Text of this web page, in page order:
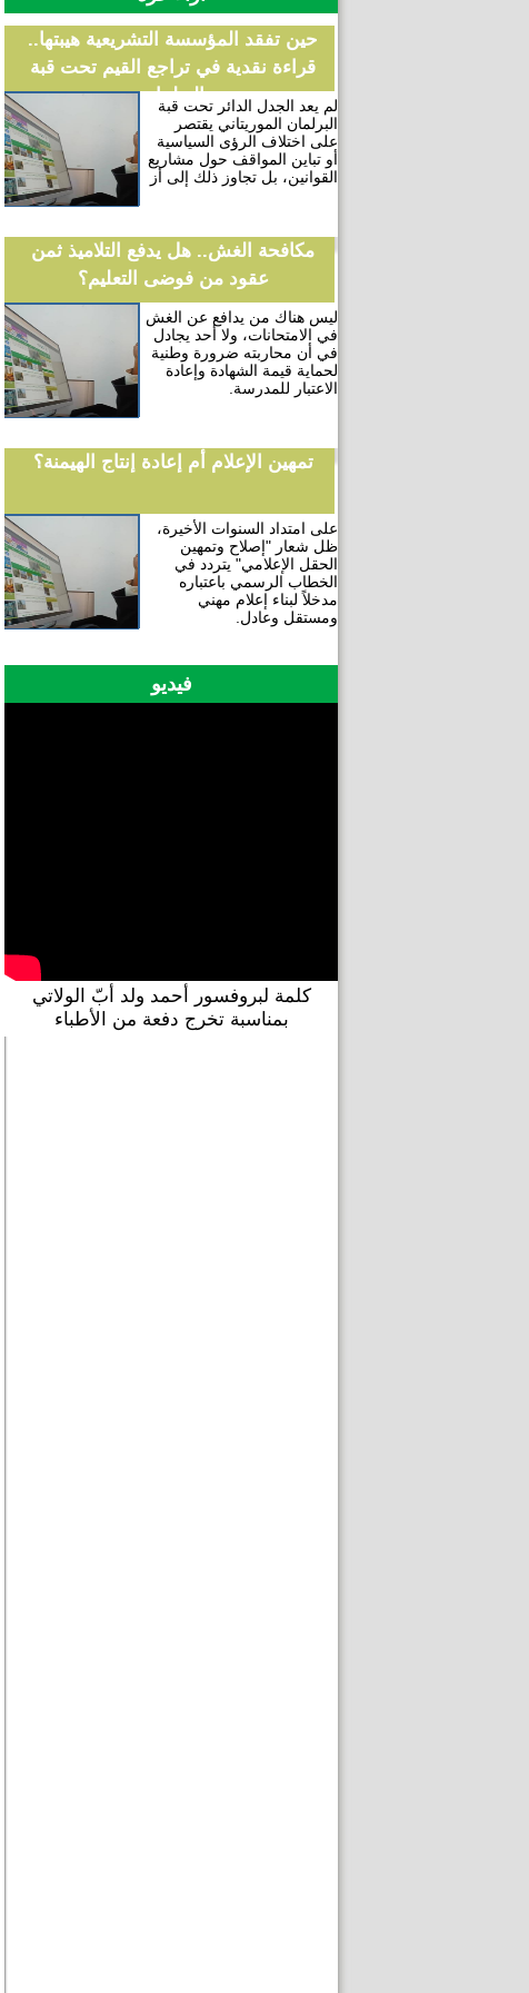
حين تفقد المؤسسة التشريعية هيبتها..
قراءة نقدية في تراجع القيم تحت قبة
البرلمان
لم يعد الجدل الدائر تحت قبة
البرلمان الموريتاني يقتصر
على اختلاف الرؤى السياسية
أو تباين المواقف حول مشاريع
القوانين، بل تجاوز ذلك إلى أز
مكافحة الغش.. هل يدفع التلاميذ ثمن
عقود من فوضى التعليم؟
ليس هناك من يدافع عن الغش
في الامتحانات، ولا أحد يجادل
في أن محاربته ضرورة وطنية
لحماية قيمة الشهادة وإعادة
الاعتبار للمدرسة.
تمهين الإعلام أم إعادة إنتاج الهيمنة؟
على امتداد السنوات الأخيرة،
ظل شعار "إصلاح وتمهين
الحقل الإعلامي" يتردد في
الخطاب الرسمي باعتباره
مدخلاً لبناء إعلام مهني
ومستقل وعادل.
فيديو
كلمة لبروفسور أحمد ولد أبّ الولاتي
بمناسبة تخرج دفعة من الأطباء